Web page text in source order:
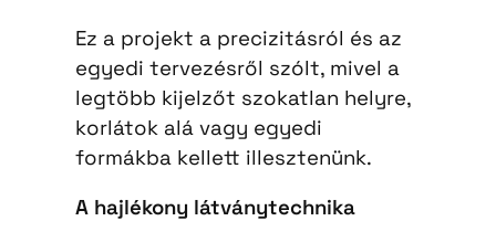
Ez a projekt a precizitásról és az
egyedi tervezésről szólt, mivel a
legtöbb kijelzőt szokatlan helyre,
korlátok alá vagy egyedi
formákba kellett illesztenünk.
A hajlékony látványtechnika